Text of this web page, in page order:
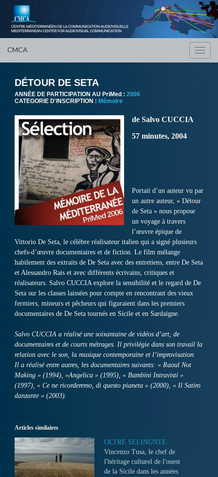
CMCA
DÉTOUR DE SETA
ANNÈE DE PARTICIPATION AU PriMed : 2006
CATEGORIE D'INSCRIPTION : Mémoire
de Salvo CUCCIA
57 minutes, 2004
Portait d’un auteur vu par
un autre auteur, « Détour
de Seta » nous propose
un voyage à travers
l’œuvre épique de
Vittorio De Seta, le célèbre réalisateur italien qui a signé plusieurs
chefs-d’œuvre documentaires et de fiction. Le film mélange
habilement des extraits de De Seta avec des entretiens, entre De Seta
et Alessandro Rais et avec différents écrivains, critiques et
réalisateurs. Salvo CUCCIA explore la sensibilité et le regard de De
Seta sur les classes laissées pour compte en rencontrant des vieux
fermiers, mineurs et pêcheurs qui figuraient dans les premiers
documentaires de De Seta tournés en Sicile et en Sardaigne.
Salvo CUCCIA a réalisé une soixantaine de vidéos d’art, de
documentaires et de courts métrages. Il privilégie dans son travail la
relation avec le son, la musique contemporaine et l’improvisation.
Il a réalisé entre autres, les documentaires suivants: « Raoul Not
Making » (1994), »Angelica » (1995), « Bambini Intravisti »
(1997), « Ce ne ricorderemo, di questo pianeta » (2000), « Il Satiro
danzante » (2003).
Articles similaires
OLTRE SELINUNTE
Vincenzo Tusa, le chef de
l'héritage culturel de l'ouest
de la Sicile dans les années